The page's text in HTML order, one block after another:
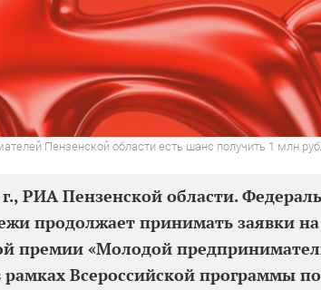
Пензенской области есть шанс получить 1 млн
РИА Пензенской области.
продолжает принимать заявки на
премии «Молодой
рамках Всероссийской программы